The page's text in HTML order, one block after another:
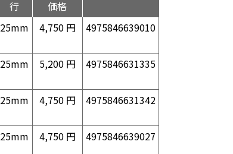
行
価格
25mm 4,750 円 4975846639010
25mm 5,200 円 4975846631335
25mm 4,750 円 4975846631342
25mm 4,750 円 4975846639027